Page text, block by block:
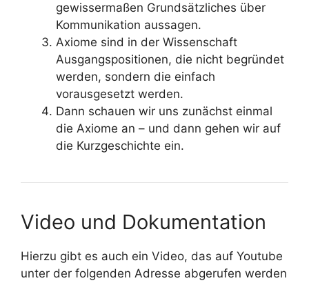
gewissermaßen Grundsätzliches über
Kommunikation aussagen.
Axiome sind in der Wissenschaft
Ausgangspositionen, die nicht begründet
werden, sondern die einfach
vorausgesetzt werden.
Dann schauen wir uns zunächst einmal
die Axiome an – und dann gehen wir auf
die Kurzgeschichte ein.
Video und Dokumentation
Hierzu gibt es auch ein Video, das auf Youtube
unter der folgenden Adresse abgerufen werden